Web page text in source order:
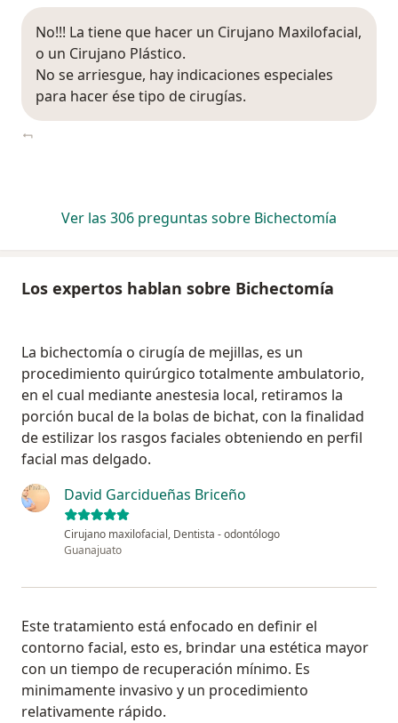
No!!! La tiene que hacer un Cirujano Maxilofacial,
o un Cirujano Plástico.
No se arriesgue, hay indicaciones especiales
para hacer ése tipo de cirugías.
Ver las 306 preguntas sobre Bichectomía
Los expertos hablan sobre Bichectomía
La bichectomía o cirugía de mejillas, es un
procedimiento quirúrgico totalmente ambulatorio,
en el cual mediante anestesia local, retiramos la
porción bucal de la bolas de bichat, con la finalidad
de estilizar los rasgos faciales obteniendo en perfil
facial mas delgado.
David Garcidueñas Briceño
Cirujano maxilofacial, Dentista - odontólogo
Guanajuato
Este tratamiento está enfocado en definir el
contorno facial, esto es, brindar una estética mayor
con un tiempo de recuperación mínimo. Es
minimamente invasivo y un procedimiento
relativamente rápido.